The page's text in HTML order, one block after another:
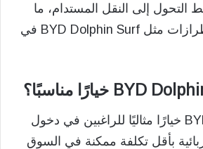
التحول إلى النقل المستدام، ما
يعزز فرص انتشار طرازات مثل BYD Dolphin Surf في
تعد BYD Dolphin Surf خيارًا مثاليًا للراغبين في دخول
بأقل تكلفة ممكنة في السوق